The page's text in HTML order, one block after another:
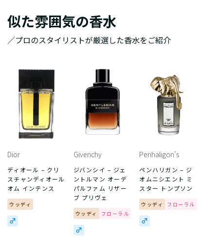
似た雰囲気の香水
／プロのスタイリストが厳選した香水をご紹介
Dior
ディオール – クリ
スチャンディオール
オム インテンス
ウッディ
Givenchy
ジバンシイ – ジェ
ントルマン オーデ
パルファム リザー
ブ プリヴェ
ウッディ フローラル
Penhaligon’s
ペンハリガン – ジ
オムニシエント ミ
スター トンプソン
ウッディ フローラル